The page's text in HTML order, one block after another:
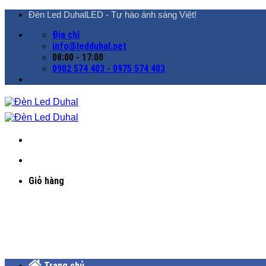
ChuyểnĐèn Led DuhalLED - Tự hào ánh sáng Việt!
Địa chỉ
info@ledduhal.net
08:00 - 17:00
0902 574 403 - 0975 574 403
Giỏ hàng